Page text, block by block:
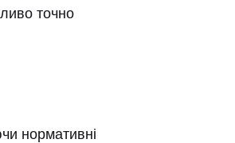
точно
нормативні